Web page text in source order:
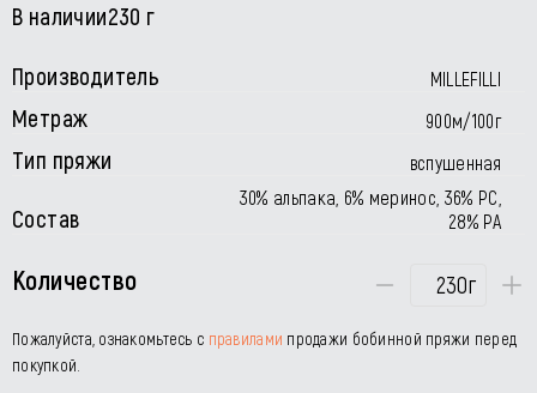
В наличии230 г
Производитель MILLEFILLI
Метраж 900м/100г
Тип пряжи вспушенная
Состав
30% альпака, 6% меринос, 36% РС,
28% РА
Количество г
Пожалуйста, ознакомьтесь с правилами продажи бобинной пряжи перед
покупкой.